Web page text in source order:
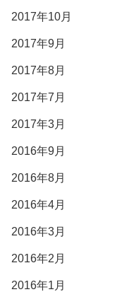
2017年10月
2017年9月
2017年8月
2017年7月
2017年3月
2016年9月
2016年8月
2016年4月
2016年3月
2016年2月
2016年1月